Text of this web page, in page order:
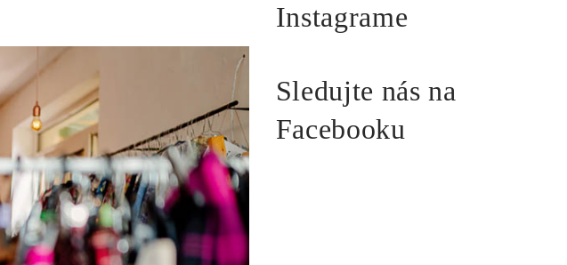
Instagrame
Sledujte nás na
Facebooku